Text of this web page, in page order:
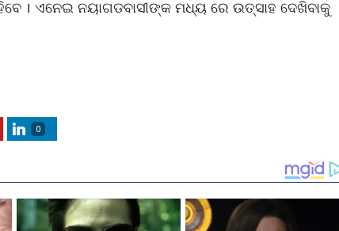
। ଏନେଇ ନୟାଗଡବାସୀଙ୍କ ମଧ୍ୟ ରେ ଉତ୍ସାହ ଦେଖିବାକୁ
0